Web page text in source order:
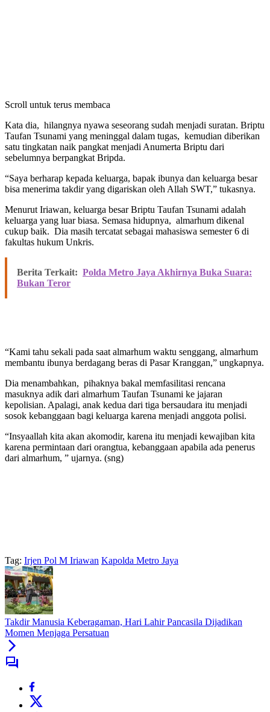
Scroll untuk terus membaca
Kata dia, hilangnya nyawa seseorang sudah menjadi suratan. Briptu
Taufan Tsunami yang meninggal dalam tugas, kemudian diberikan
satu tingkatan naik pangkat menjadi Anumerta Briptu dari
sebelumnya berpangkat Bripda.
“Saya berharap kepada keluarga, bapak ibunya dan keluarga besar
bisa menerima takdir yang digariskan oleh Allah SWT,” tukasnya.
Menurut Iriawan, keluarga besar Briptu Taufan Tsunami adalah
keluarga yang luar biasa. Semasa hidupnya, almarhum dikenal
cukup baik. Dia masih tercatat sebagai mahasiswa semester 6 di
fakultas hukum Unkris.
Berita Terkait: Polda Metro Jaya Akhirnya Buka Suara:
Bukan Teror
“Kami tahu sekali pada saat almarhum waktu senggang, almarhum
membantu ibunya berdagang beras di Pasar Kranggan,” ungkapnya.
Dia menambahkan, pihaknya bakal memfasilitasi rencana
masuknya adik dari almarhum Taufan Tsunami ke jajaran
kepolisian. Apalagi, anak kedua dari tiga bersaudara itu menjadi
sosok kebanggaan bagi keluarga karena menjadi anggota polisi.
“Insyaallah kita akan akomodir, karena itu menjadi kewajiban kita
karena permintaan dari orangtua, kebanggaan apabila ada penerus
dari almarhum, ” ujarnya. (sng)
Tag: Irjen Pol M Iriawan Kapolda Metro Jaya
Takdir Manusia Keberagaman, Hari Lahir Pancasila Dijadikan
Momen Menjaga Persatuan